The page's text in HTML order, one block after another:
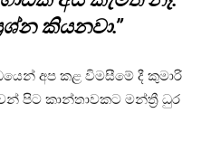
කියනවා.”
අප කළ විමසීමේ දී කුමාරි
පිට කාන්තාවකට මන්ත්‍රී ධුර